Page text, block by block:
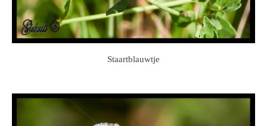
Staartblauwtje